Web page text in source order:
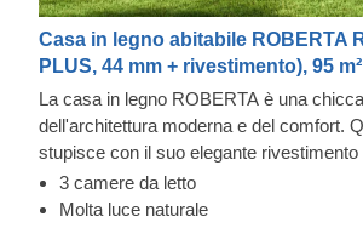
Casa in legno abitabile ROBERTA
PLUS, 44 mm + rivestimento), 95 m²
La casa in legno ROBERTA è una
dell'architettura moderna e del comfort.
stupisce con il suo elegante
ampie finestre, ma è ciò che c'è
ampio soggiorno e un bagno per ogni
3 camere da letto
Molta luce naturale